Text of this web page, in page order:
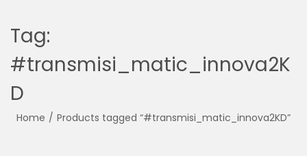
Tag:
#transmisi_matic_innova2K
D
Home / Products tagged “#transmisi_matic_innova2KD”